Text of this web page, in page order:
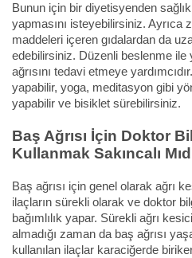
Bunun için bir diyetisyenden
yapmasını isteyebilirsiniz. Ayrıca
maddeleri içeren gıdalardan da
edebilirsiniz. Düzenli beslenme ile
ağrısını tedavi etmeye
yapabilir, yoga, meditasyon gibi
yapabilir ve bisiklet sürebilirsiniz.
Baş Ağrısı İçin Doktor
Kullanmak Sakıncalı
Baş ağrısı için genel olarak ağrı
ilaçların sürekli olarak ve doktor
bağımlılık yapar. Sürekli ağrı
almadığı zaman da baş ağrısı
kullanılan ilaçlar karaciğerde